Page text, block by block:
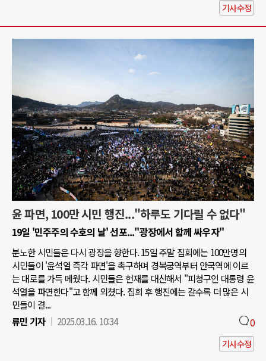
기사수정
윤 파면, 100만 시민 행진..."하루도 기다릴 수 없다"
19일 '민주주의 수호의 날' 선포..."광장에서 함께 싸우자"
분노한 시민들은 다시 광장을 향한다. 15일 주말 집회에는 100만명의
시민들이 '윤석열 즉각 파면'을 촉구하며 경복궁역부터 안국역에 이르
는 대로를 가득 메웠다. 시민들은 헌재를 대신해서 "피청구인 대통령 윤
석열을 파면한다"고 함께 외쳤다. 집회 후 행진에는 갈수록 더 많은 시
민들이 결...
류민 기자
2025.03.16. 10:34 0
기사수정